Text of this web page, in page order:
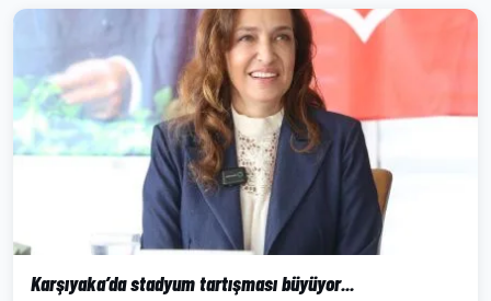
Karşıyaka’da stadyum tartışması büyüyor...